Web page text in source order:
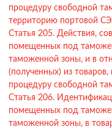
процедуру свободной
территорию портовой
Статья 205. Действия,
помещенных под
таможенной зоны, и в
(полученных) из
процедуру свободной
Статья 206.
помещенных под
таможенной зоны, в